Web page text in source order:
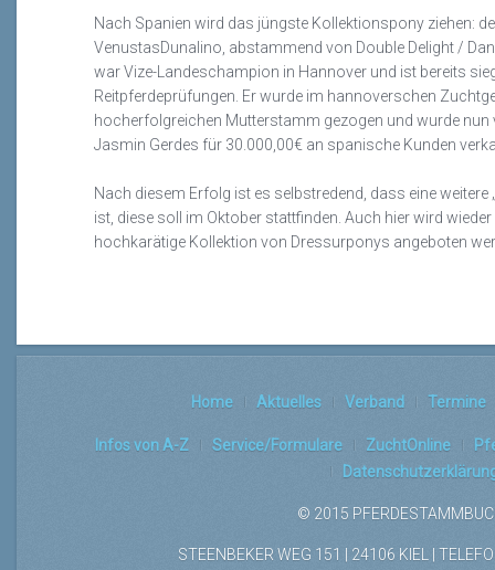
Nach Spanien wird das jüngste Kollektionspony ziehen:
VenustasDunalino, abstammend von Double Delight/
warVize-Landeschampion in Hannover und ist bereits
Reitpferdeprüfungen. Er wurde im hannoverschen
hocherfolgreichen Mutterstamm gezogen und wurde nun
Jasmin Gerdes für 30.000,00€ an spanische Kunden
Nach diesem Erfolg ist es selbstredend, dass eine weitere
ist, diese soll im Oktober stattfinden. Auch hier wird wieder
hochkarätige Kollektion von Dressurponys angeboten
Home Aktuelles Verband Termine
Infos von A-Z Service/Formulare ZuchtOnline
© 2015
STEENBEKER WEG 151 | 24106 KIEL |